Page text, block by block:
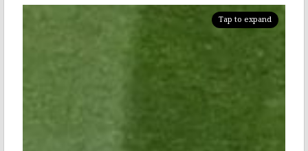
Tap to expand